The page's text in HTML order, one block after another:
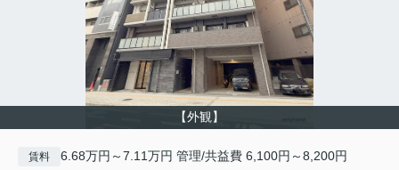
【外観】
賃料 6.68万円～7.11万円 管理/共益費 6,100円～8,200円